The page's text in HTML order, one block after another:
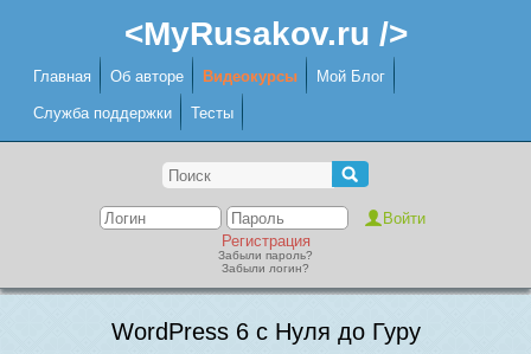
<MyRusakov.ru />
Главная Об авторе Видеокурсы Мой Блог
Служба поддержки Тесты
Регистрация
Забыли пароль?
Забыли логин?
WordPress 6 с Нуля до Гуру